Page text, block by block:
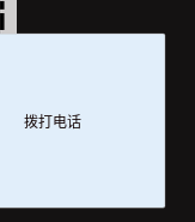
网产业园 电话：
拨打电话